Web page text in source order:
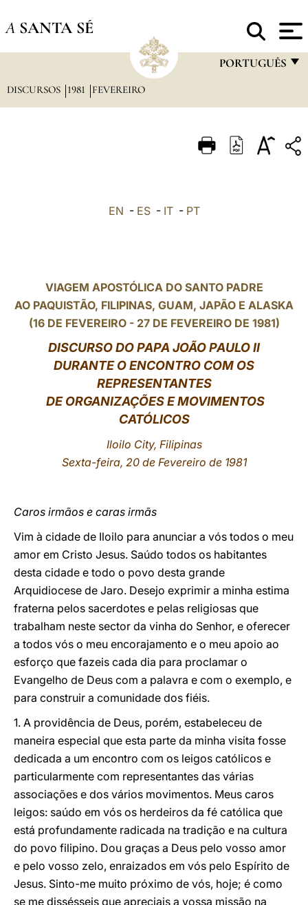
A SANTA SÉ
PORTUGUÊS
ITALIANO
中文
LATINE
DISCURSOS 1981 FEVEREIRO
EN - ES- IT- PT
VIAGEM APOSTÓLICA DO SANTO PADRE
AO PAQUISTÃO, FILIPINAS, GUAM, JAPÃO E ALASKA
(16 DE FEVEREIRO - 27 DE FEVEREIRO DE 1981)
DISCURSO DO PAPA JOÃO PAULO II
DURANTE O ENCONTRO COM OS
REPRESENTANTES
DE ORGANIZAÇÕES E MOVIMENTOS
CATÓLICOS
Iloilo City, Filipinas
Sexta-feira, 20 de Fevereiro de 1981
Caros irmãos e caras irmãs
Vim à cidade de Iloilo para anunciar a vós todos o meu
amor em Cristo Jesus. Saúdo todos os habitantes
desta cidade e todo o povo desta grande
Arquidiocese de Jaro. Desejo exprimir a minha estima
fraterna pelos sacerdotes e pelas religiosas que
trabalham neste sector da vinha do Senhor, e oferecer
a todos vós o meu encorajamento e o meu apoio ao
esforço que fazeis cada dia para proclamar o
Evangelho de Deus com a palavra e com o exemplo, e
para construir a comunidade dos fiéis.
1. A providência de Deus, porém, estabeleceu de
maneira especial que esta parte da minha visita fosse
dedicada a um encontro com os leigos católicos e
particularmente com representantes das várias
associações e dos vários movimentos. Meus caros
leigos: saúdo em vós os herdeiros da fé católica que
está profundamente radicada na tradição e na cultura
do povo filipino. Dou graças a Deus pelo vosso amor
e pelo vosso zelo, enraizados em vós pelo Espírito de
Jesus. Sinto-me muito próximo de vós, hoje; é como
se me dissésseis que apreciais a vossa missão na